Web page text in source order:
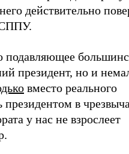
действительно
СППУ.
подавляющее
президент, но и
вместо реального
президентом в
у нас не взрослеет